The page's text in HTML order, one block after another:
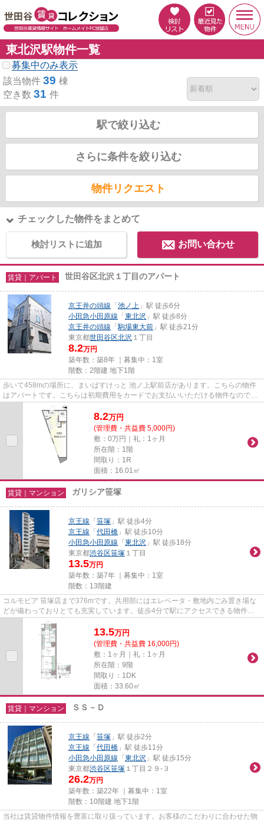
東北沢駅物件一覧
募集中のみ表示
該当物件 39 棟
空き数 31 件
駅で絞り込む
さらに条件を絞り込む
物件リクエスト
チェックした物件をまとめて
検討リストに追加 お問い合わせ
賃貸｜アパート 世田谷区北沢１丁目のアパート
京王井の頭線 「池ノ上 」駅 徒歩6分
小田急小田原線 「東北沢 」駅 徒歩8分
京王井の頭線 「駒場東大前 」駅 徒歩21分
東京都世田谷区北沢 １丁目
8.2万円
築年数：築8年 ｜募集中： 1室
階数：2階建 地下1階
歩いて458mの場所に、まいばすけっと 池ノ上駅前店があります。こちらの物件
はアパートです。こちらは初期費用をカードでお支払いいただける物件なので、
支払い手続きの手間が省けます...
8.2万円
(管理費・共益費 5,000円)
敷：0万円｜礼：1ヶ月
所在階：1階
間取り：1R
面積：16.01㎡
賃貸｜マンション ガリシア笹塚
京王線 「笹塚 」駅 徒歩4分
京王線 「代田橋 」駅 徒歩10分
小田急小田原線 「東北沢 」駅 徒歩18分
東京都渋谷区笹塚 １丁目
13.5万円
築年数：築7年 ｜募集中： 1室
階数：13階建
コルモピア 笹塚店まで376mです。共用部にはエレベータ・敷地内ごみ置き場な
どが備わっておりとても充実しています。徒歩4分で駅にアクセスできる物件で
す。高層建築がお好きな方には1...
13.5万円
(管理費・共益費 16,000円)
敷：1ヶ月｜礼：1ヶ月
所在階：9階
間取り：1DK
面積：33.60㎡
賃貸｜マンション ＳＳ－Ｄ
京王線 「笹塚 」駅 徒歩2分
京王線 「代田橋 」駅 徒歩11分
小田急小田原線 「東北沢 」駅 徒歩15分
東京都渋谷区笹塚 １丁目２９-３
26.2万円
築年数：築22年 ｜募集中： 1室
階数：10階建 地下1階
当社は賃貸物件情報を豊富に取り扱っています。お客様のこだわりに合わせた物